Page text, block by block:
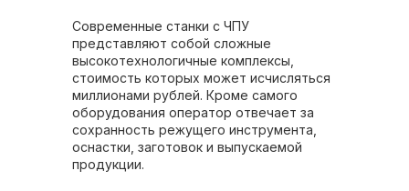
Современные станки с ЧПУ
представляют собой сложные
высокотехнологичные комплексы,
стоимость которых может исчисляться
миллионами рублей. Кроме самого
оборудования оператор отвечает за
сохранность режущего инструмента,
оснастки, заготовок и выпускаемой
продукции.